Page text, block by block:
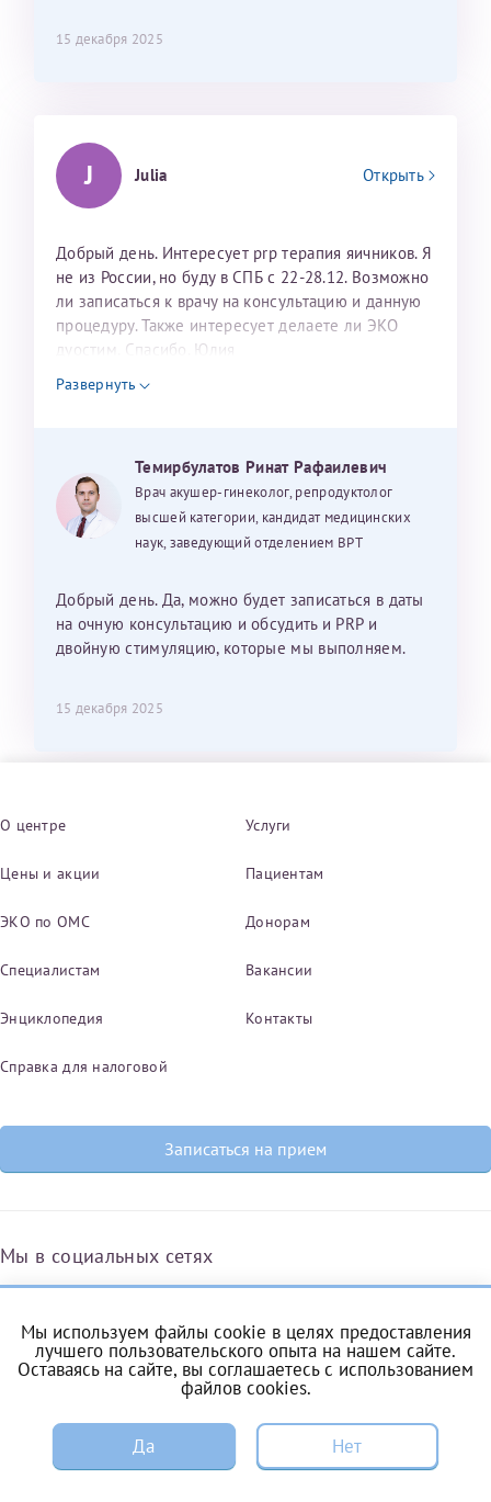
15 декабря 2025
J Julia Открыть
Добрый день. Интересует prp терапия яичников. Я
не из России, но буду в СПБ с 22-28.12. Возможно
ли записаться к врачу на консультацию и данную
процедуру. Также интересует делаете ли ЭКО
дуостим. Спасибо. Юлия
Развернуть
Темирбулатов Ринат Рафаилевич
Врач акушер-гинеколог, репродуктолог
высшей категории, кандидат медицинских
наук, заведующий отделением ВРТ
Добрый день. Да, можно будет записаться в даты
на очную консультацию и обсудить и PRP и
двойную стимуляцию, которые мы выполняем.
15 декабря 2025
О центре Услуги
Цены и акции Пациентам
ЭКО по ОМС Донорам
Специалистам Вакансии
Энциклопедия Контакты
Справка для налоговой
Записаться на прием
Мы в социальных сетях
Вконтакте ОдноклассникиЯндекс.Дзен Telegram Max
Комендантский проспект, 53/1A
Мы используем файлы cookie в целях предоставления
лучшего пользовательского опыта на нашем сайте.
Оставаясь на сайте, вы соглашаетесь с использованием
файлов cookies.
Да Нет
ЗАПИСЬ